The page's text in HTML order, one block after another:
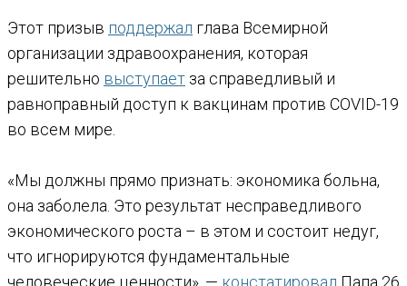
Этот призыв поддержал глава Всемирной
организации здравоохранения, которая
решительно выступает за справедливый и
равноправный доступ к вакцинам против COVID-19
во всем мире.
«Мы должны прямо признать: экономика больна,
она заболела. Это результат несправедливого
экономического роста – в этом и состоит недуг,
что игнорируются фундаментальные
человеческие ценности», — констатировал Папа 26